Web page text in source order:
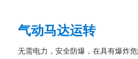
气动马达运转
无需电力，安全防爆，在具有爆炸